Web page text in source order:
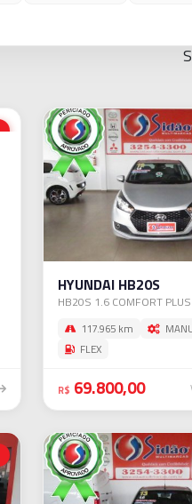
HYUNDAI HB20S
HB20S 1.6 COMFORT PLUS
117.965 km
FLEX
R$ 69.800,00